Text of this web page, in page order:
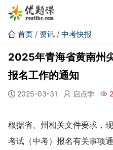
首页 / 资讯 / 中考快报
2025年青海省黄南州
报名工作的通知
2025-03-31 启点学
根据省、州相关文件要求，
考试（中考）报名有关事项